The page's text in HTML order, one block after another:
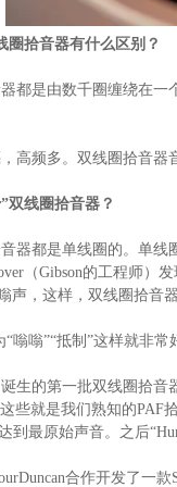
圈拾音器有什么区别？
都是由数千圈缠绕在
高频多。双线圈拾音器
双线圈拾音器？
器都是单线圈的。单
（Gibson的工程师）
声，这样，双线圈拾音
“嗡嗡”“抵制”这样就非
生的第一批双线圈拾音
些就是我们熟知的
到最原始声音。之后
合作开发了一